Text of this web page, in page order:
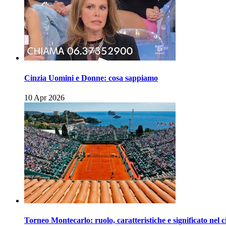
Cinzia Uomini e Donne: cosa sappiamo
10 Apr 2026
Torneo Montecarlo: ruolo, caratteristiche e significato nel